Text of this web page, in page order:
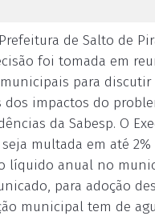
de Salto de
foi tomada em
para discutir
dos impactos do
da Sabesp. O
multada em até 2%
líquido anual no
para adoção
municipal tem de